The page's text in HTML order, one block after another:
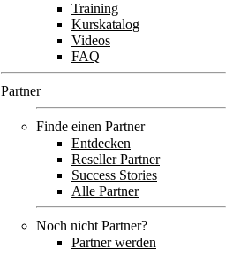
Training
Kurskatalog
Videos
FAQ
Partner
Finde einen Partner
Entdecken
Reseller Partner
Success Stories
Alle Partner
Noch nicht Partner?
Partner werden